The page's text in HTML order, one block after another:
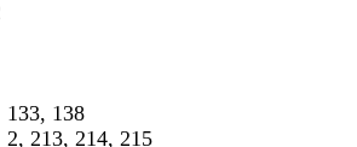
138
213, 214, 215